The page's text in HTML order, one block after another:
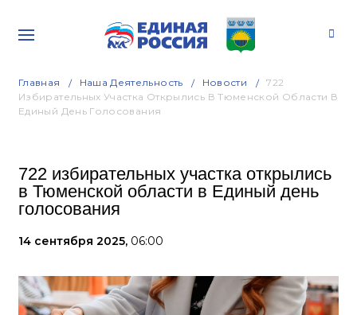
Главная Наша Деятельность Новости
722
Избирательных Участка Открылись В Тюменской Области В
Единый День Голосования
722 избирательных участка открылись
в Тюменской области в Единый день
голосования
14 сентября 2025, 06:00